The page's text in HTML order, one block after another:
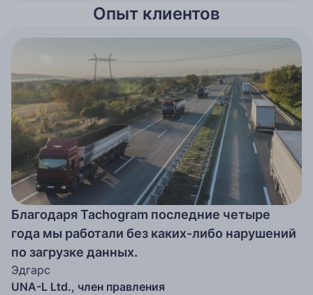
Опыт клиентов
Благодаря Tachogram последние четыре
года мы работали без каких-либо нарушений
по загрузке данных.
Эдгарс
UNA-L Ltd., член правления